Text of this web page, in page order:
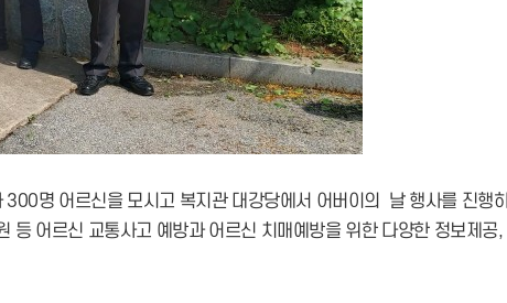
명 어르신을 모시고 복지관 대강당에서 어버이의 날 행사를 진행
어르신 교통사고 예방과 어르신 치매예방을 위한 다양한 정보제공